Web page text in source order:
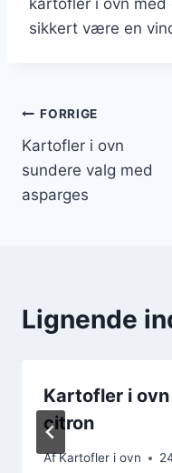
sikkert være en
FORRIGE
Kartofler i ovn
sundere valg med
asparges
Lignende
Kartofler i
citron
AfKartofler i ovn